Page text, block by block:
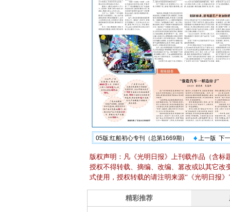
05版:红船初心专刊（总第1669期） 上一版 下
版权声明：凡《光明日报》上刊载作品（含标
授权不得转载、摘编、改编、篡改或以其它改
式使用，授权转载的请注明来源“《光明日报》”